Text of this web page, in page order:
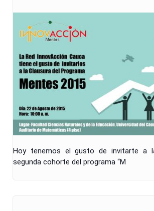
Hoy tenemos el gusto de invitarte a
segunda cohorte del programa “M